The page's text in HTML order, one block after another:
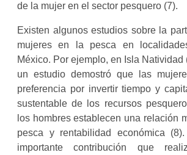
de la mujer en el sector pesquero (7).
Existen algunos estudios sobre la
mujeres en la pesca en
México. Por ejemplo, en Isla
un estudio demostró que las
preferencia por invertir tiempo y
sustentable de los recursos
los hombres establecen una relación
pesca y rentabilidad económica
importante contribución que